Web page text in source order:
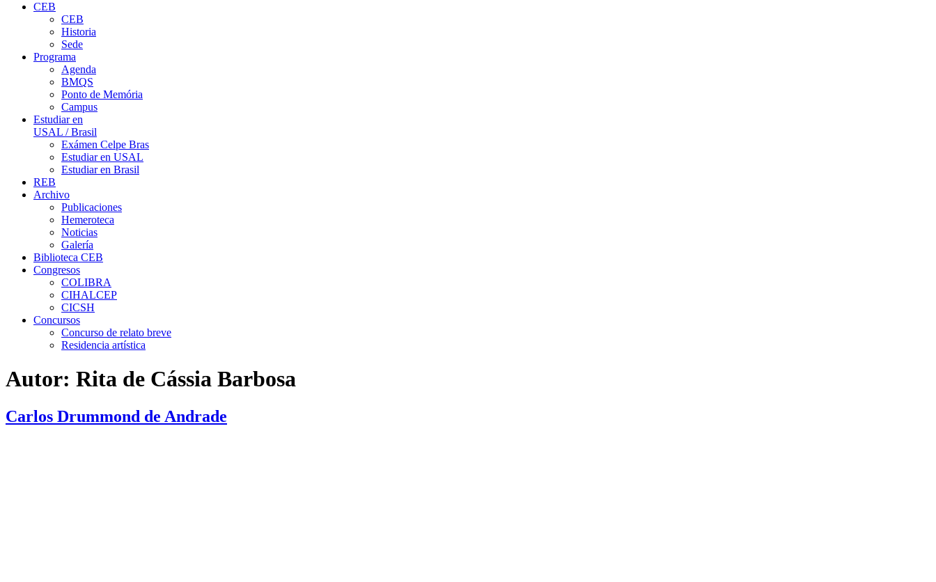
CEB
CEB
Historia
Sede
Programa
Agenda
BMQS
Ponto de Memória
Campus
Estudiar en
USAL / Brasil
Exámen Celpe Bras
Estudiar en USAL
Estudiar en Brasil
REB
Archivo
Publicaciones
Hemeroteca
Noticias
Galería
Biblioteca CEB
Congresos
COLIBRA
CIHALCEP
CICSH
Concursos
Concurso de relato breve
Residencia artística
Autor: Rita de Cássia Barbosa
Carlos Drummond de Andrade